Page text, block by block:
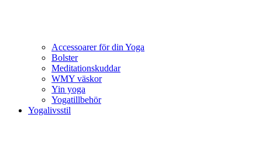
Accessoarer för din Yoga
Bolster
Meditationskuddar
WMY väskor
Yin yoga
Yogatillbehör
Yogalivsstil